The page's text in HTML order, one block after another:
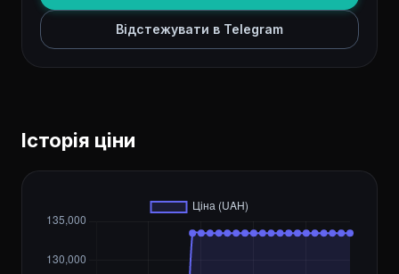
Відстежувати в Telegram
Історія ціни